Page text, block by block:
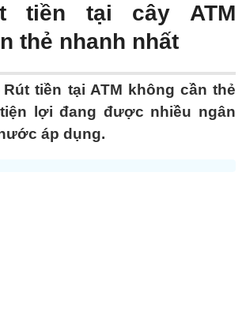
tiền tại cây ATM
thẻ nhanh nhất
Rút tiền tại ATM không cần thẻ
lợi đang được nhiều ngân
áp dụng.